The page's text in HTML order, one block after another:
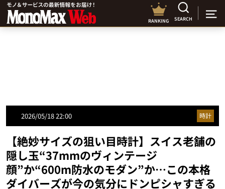
RANKING SEARCH
2026/05/18 22:00 時計
【絶妙サイズの狙い目時計】スイス老舗の
隠し玉“37mmのヴィンテージ
顔”か“600m防水のモダン”か…この本格
ダイバーズが今の気分にドンピシャすぎる